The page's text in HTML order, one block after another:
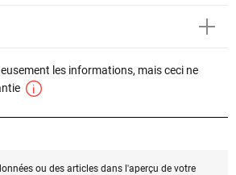
les informations, mais ceci ne
ou des articles dans l'aperçu de votre